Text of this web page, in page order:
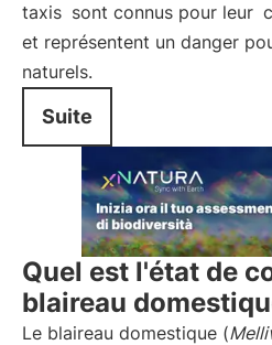
taxis sont connus pour leur
et représentent un danger
naturels.
Suite
Quel est l'état de
blaireau
Le blaireau domestique (